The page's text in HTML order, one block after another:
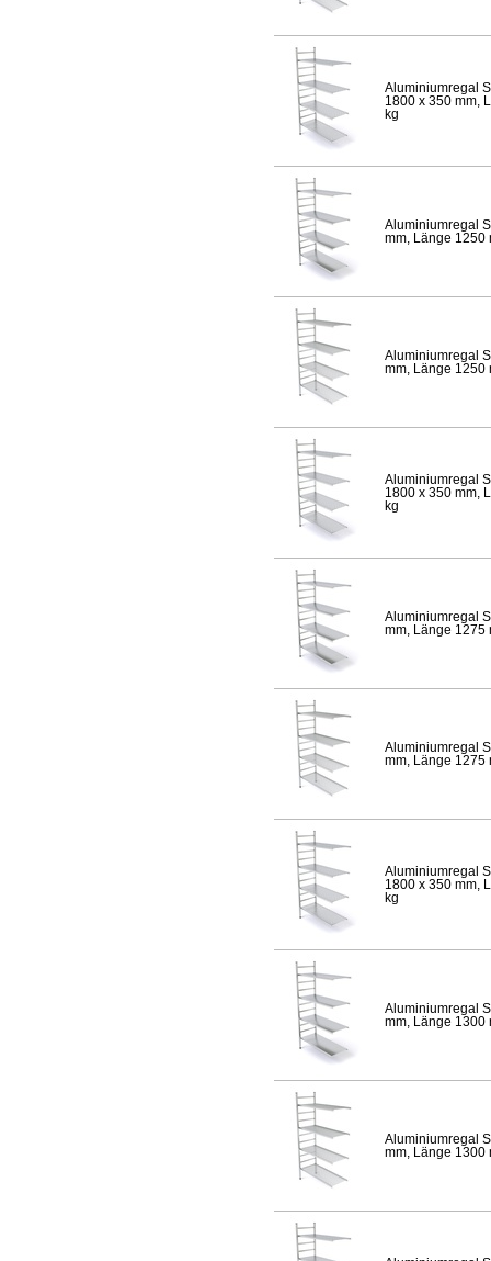
Aluminiumregal
1800 x 350 mm,
kg
Aluminiumregal
mm, Länge 1250
Aluminiumregal
mm, Länge 1250
Aluminiumregal
1800 x 350 mm,
kg
Aluminiumregal
mm, Länge 1275
Aluminiumregal
mm, Länge 1275
Aluminiumregal
1800 x 350 mm,
kg
Aluminiumregal
mm, Länge 1300
Aluminiumregal
mm, Länge 1300